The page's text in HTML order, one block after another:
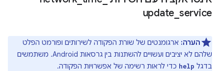
update service
הערה: ארגומנטים של שורת הפקודה לשירותים ופורמט הפלט
שלהם לא יציבים ועשויים להשתנות בין גרסאות Android. משתמשים
בדגל help כדי לראות רשימה של אפשרויות הפקודה.